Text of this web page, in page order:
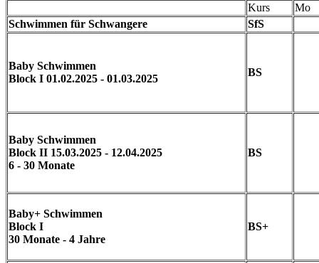
Kurs
Mo
Schwimmen für Schwangere
SfS
Baby Schwimmen
Block I 01.02.2025 - 01.03.2025
BS
Baby Schwimmen
Block II 15.03.2025 - 12.04.2025
6 - 30 Monate
BS
Baby+ Schwimmen
Block I
30 Monate - 4 Jahre
BS+